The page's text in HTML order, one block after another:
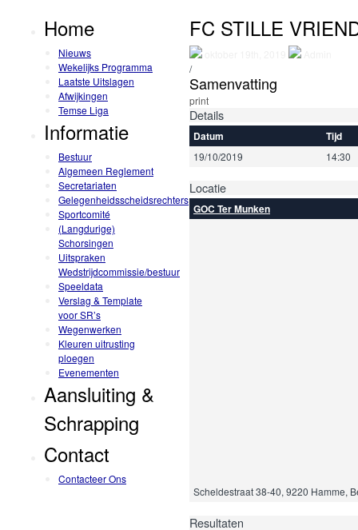
Home
Nieuws
Wekelijks Programma
Laatste Uitslagen
Afwijkingen
Temse Liga
Informatie
Bestuur
Algemeen Reglement
Secretariaten
Gelegenheidsscheidsrechters
Sportcomité
(Langdurige)
Schorsingen
Uitspraken
Wedstrijdcommissie/bestuur
Speeldata
Verslag & Template
voor SR’s
Wegenwerken
Kleuren uitrusting
ploegen
Evenementen
Aansluiting &
Schrapping
Contact
Contacteer Ons
FC STILLE
/
Samenvatting
print
Details
Datum Tijd
19/10/2019 14:30
Locatie
GOC Ter Munken
Scheldestraat 38-40, 9220 Hamme,
Resultaten